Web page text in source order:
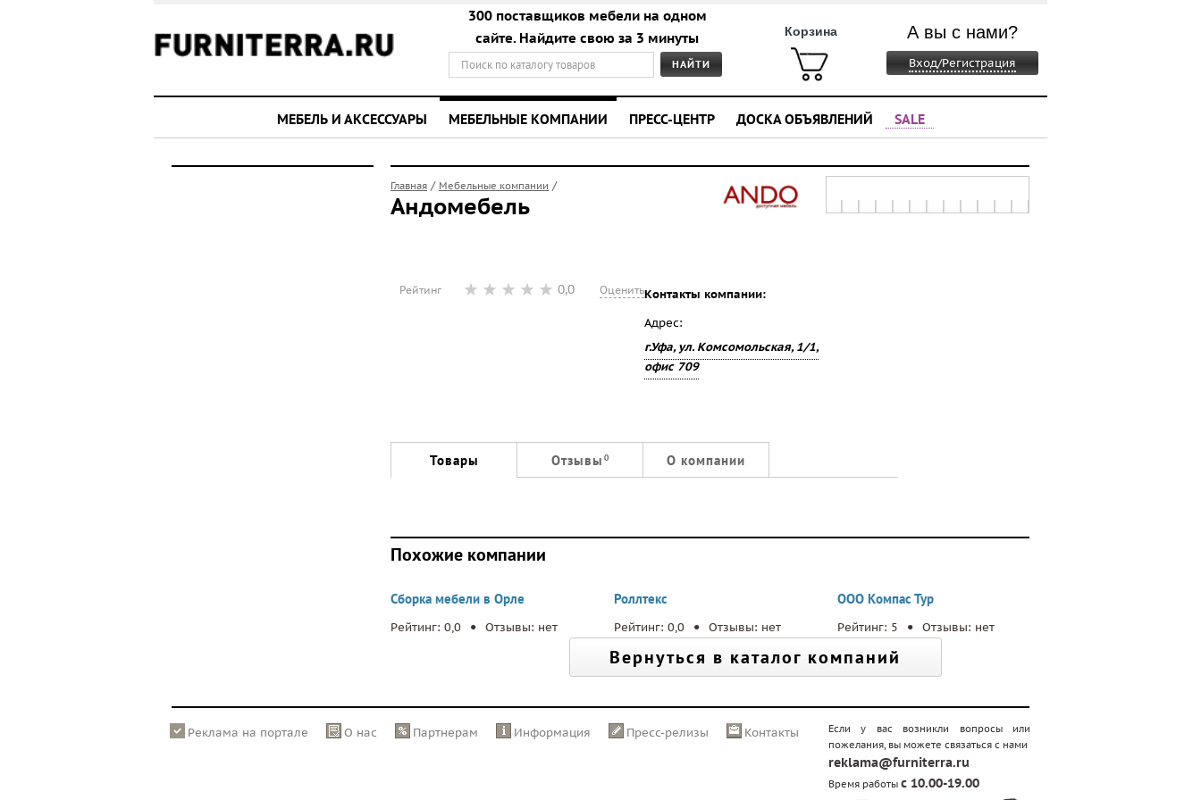
300 поставщиков мебели на одном
сайте. Найдите свою за 3 минуты
Корзина А вы с нами?
Вход/Регистрация
МЕБЕЛЬ И АКСЕССУАРЫ МЕБЕЛЬНЫЕ КОМПАНИИ ПРЕСС-ЦЕНТР ДОСКА ОБЪЯВЛЕНИЙ SALE
Главная / Мебельные компании /
Андомебель
Рейтинг 0,0 ОценитьКонтакты компании:
Адрес:
г.Уфа, ул. Комсомольская, 1/1,
офис 709
Товары Отзывы 0 О компании
Похожие компании
Сборка мебели в Орле
Рейтинг: 0,0 . Отзывы: нет
Роллтекс
Рейтинг: 0,0 . Отзывы: нет
ООО Компас Тур
Рейтинг: 5 . Отзывы: нет
Вернуться в каталог компаний
Реклама на портале О нас Партнерам Информация Пресс-релизы Контакты
Если у вас возникли вопросы или
пожелания, вы можете связаться с нами
reklama@furniterra.ru
Время работы с 10.00-19.00